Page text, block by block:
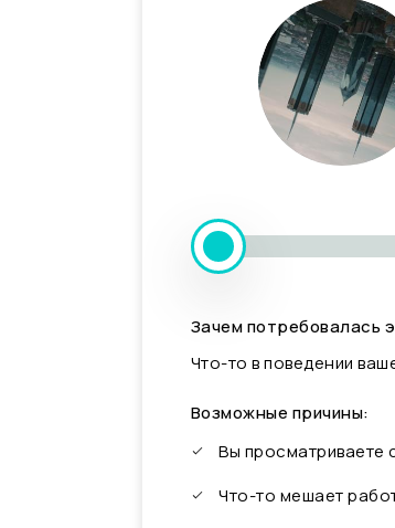
Зачем потребовалась
Что-то в поведении
Возможные причины:
Вы просматриваете
Что-то мешает